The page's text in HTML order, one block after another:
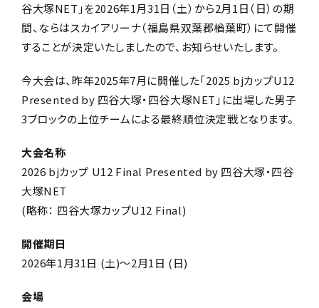
谷大塚NET」を2026年1月31日（土）から2月1日（日）の期
間、ならはスカイアリーナ（福島県双葉郡楢葉町）にて開催
することが決定いたしましたので、お知らせいたします。
今大会は、昨年2025年7月に開催した「2025 bjカップU12
Presented by 四谷大塚・四谷大塚NET」に出場した男子
3ブロックの上位チームによる最終順位決定戦となります。
大会名称
2026 bjカップ U12 Final Presented by 四谷大塚・四谷
大塚NET
(略称： 四谷大塚カップU12 Final)
開催期日
2026年1月31日 (土)～2月1日 (日)
会場